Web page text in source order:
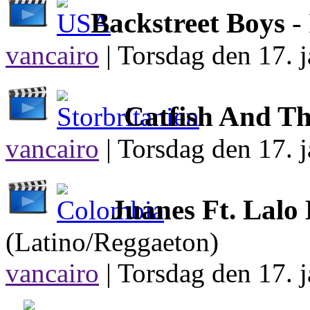
Backstreet Boys -
vancairo | Torsdag den 17.
Catfish And
vancairo | Torsdag den 17.
Juanes Ft.
(Latino/Reggaeton)
vancairo | Torsdag den 17.